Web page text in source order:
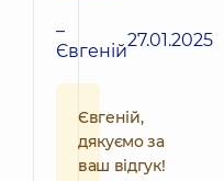
–
Євгеній27.01.2025
Євгеній,
дякуємо за
ваш відгук!